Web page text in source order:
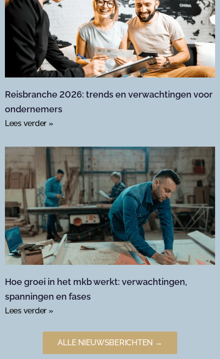
Reisbranche 2026: trends en verwachtingen voor
ondernemers
Lees verder »
Hoe groei in het mkb werkt: verwachtingen,
spanningen en fases
Lees verder »
ALLE NIEUWSBERICHTEN →